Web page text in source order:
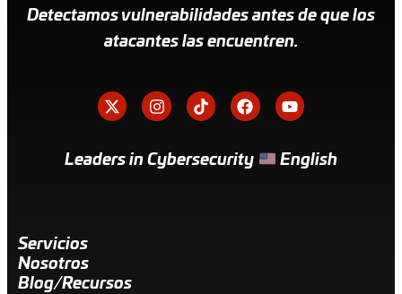
Detectamos vulnerabilidades antes de que los
atacantes las encuentren.
Leaders in Cybersecurity English
Servicios
Nosotros
Blog/Recursos